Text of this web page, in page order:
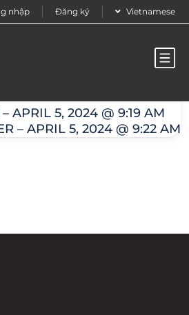
nhập Đăng ký Vietnamese
@ 9:22 am
APRIL 5, 2024 @ 9:19 AM
– APRIL 5, 2024 @ 9:22 AM